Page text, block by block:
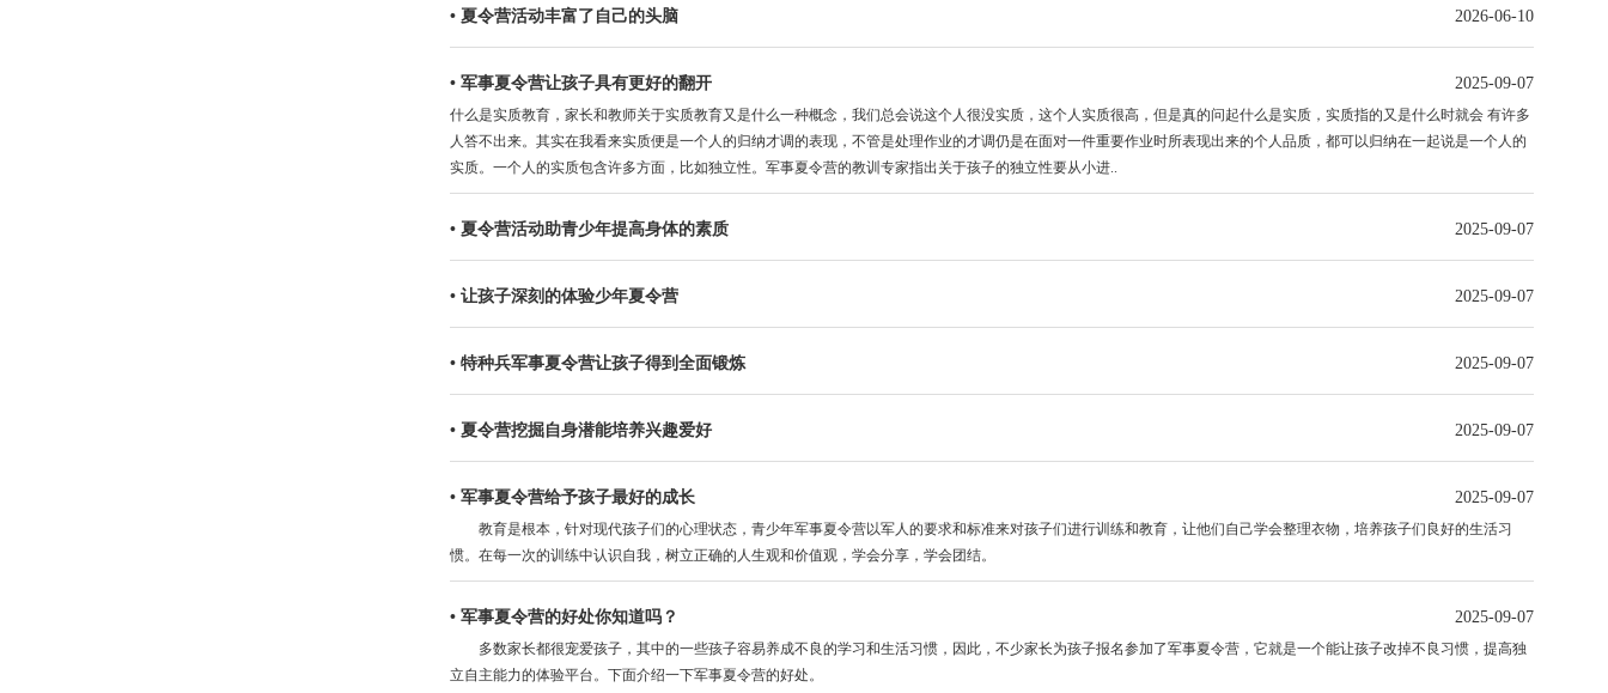
• 夏令营活动丰富了自己的头脑 2026-06-10
• 军事夏令营让孩子具有更好的翻开 2025-09-07
什么是实质教育，家长和教师关于实质教育又是什么一种概念，我们总会说这个人很没实质，这个人实质很高，但是真的问起什么是实质，实质指的又是什么时就会 有许多
人答不出来。其实在我看来实质便是一个人的归纳才调的表现，不管是处理作业的才调仍是在面对一件重要作业时所表现出来的个人品质，都可以归纳在一起说是一个人的
实质。一个人的实质包含许多方面，比如独立性。军事夏令营的教训专家指出关于孩子的独立性要从小进..
• 夏令营活动助青少年提高身体的素质 2025-09-07
• 让孩子深刻的体验少年夏令营 2025-09-07
• 特种兵军事夏令营让孩子得到全面锻炼 2025-09-07
• 夏令营挖掘自身潜能培养兴趣爱好 2025-09-07
• 军事夏令营给予孩子最好的成长 2025-09-07
教育是根本，针对现代孩子们的心理状态，青少年军事夏令营以军人的要求和标准来对孩子们进行训练和教育，让他们自己学会整理衣物，培养孩子们良好的生活习
惯。在每一次的训练中认识自我，树立正确的人生观和价值观，学会分享，学会团结。
• 军事夏令营的好处你知道吗？ 2025-09-07
多数家长都很宠爱孩子，其中的一些孩子容易养成不良的学习和生活习惯，因此，不少家长为孩子报名参加了军事夏令营，它就是一个能让孩子改掉不良习惯，提高独
立自主能力的体验平台。下面介绍一下军事夏令营的好处。